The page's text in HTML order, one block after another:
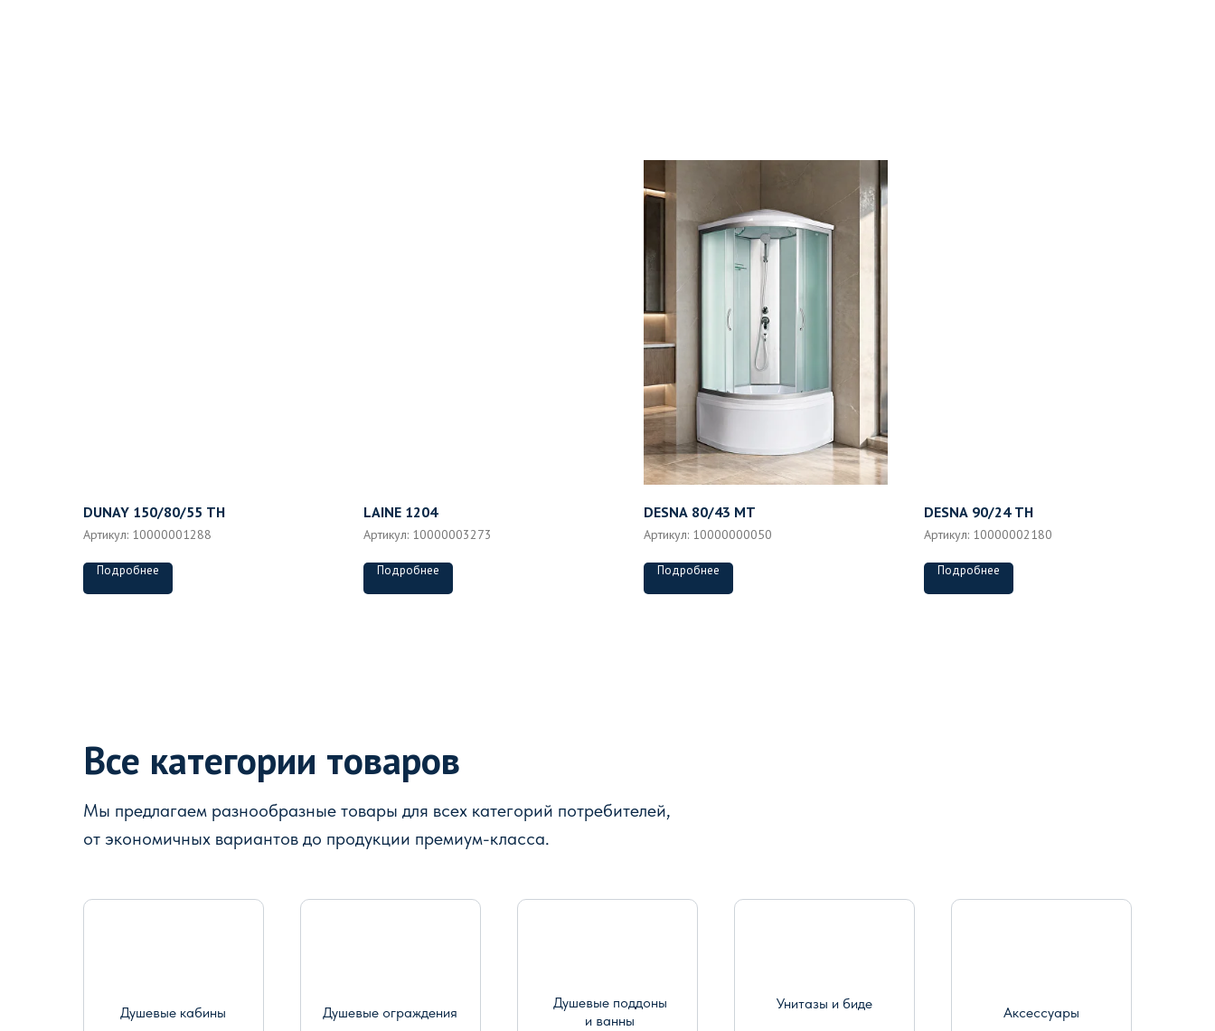
DUNAY 150/80/55 ТН
Артикул: 10000001288
Подробнее
LAINE 1204
Артикул: 10000003273
Подробнее
DESNA 80/43 MT
Артикул: 10000000050
Подробнее
DESNA 90/24 ТН
Артикул: 10000002180
Подробнее
Все категории товаров
Мы предлагаем разнообразные товары для всех категорий потребителей,
от экономичных вариантов до продукции премиум-класса.
Душевые кабины Душевые ограждения Аксессуары
Унитазы и биде
Душевые поддоны
и ванны